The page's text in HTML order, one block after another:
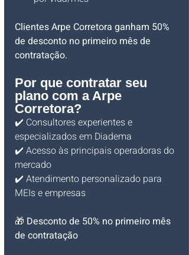
Clientes Arpe Corretora ganham 50%
de desconto no primeiro mês de
contratação.
Por que contratar seu
plano com a Arpe
Corretora?
✔️ Consultores experientes e
especializados em Diadema
✔️ Acesso às principais operadoras do
mercado
✔️ Atendimento personalizado para
MEIs e empresas
🎁 Desconto de 50% no primeiro mês
de contratação